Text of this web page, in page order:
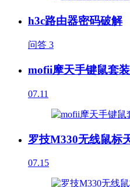
h3c路由器密码破解
问答 3
mofii摩天手键鼠套
07.11
罗技M330无线鼠标
07.15